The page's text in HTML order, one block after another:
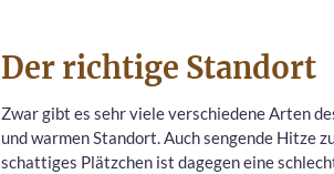
Der richtige Standort
Zwar gibt es sehr viele verschiedene Arten
und warmen Standort. Auch sengende Hitze
schattiges Plätzchen ist dagegen eine